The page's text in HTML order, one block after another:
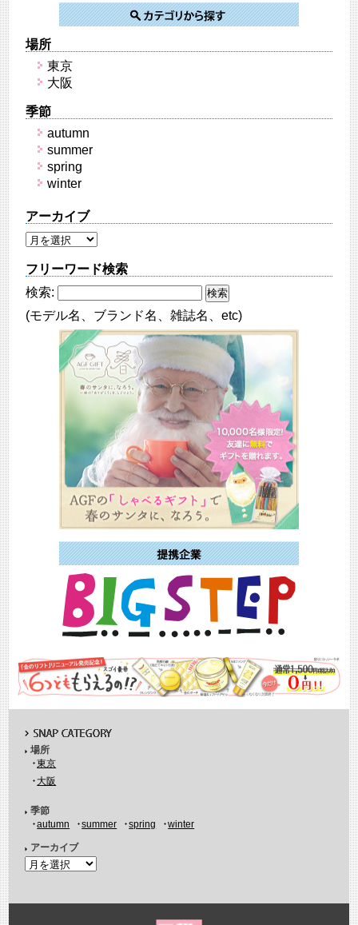
場所
東京
大阪
季節
autumn
summer
spring
winter
アーカイブ
フリーワード検索
検索:
(モデル名、ブランド名、雑誌名、etc)
場所
東京
大阪
季節
autumn
summer spring winter
アーカイブ